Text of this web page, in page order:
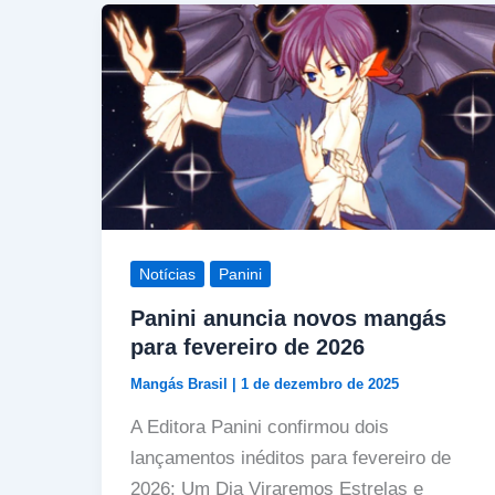
Notícias Panini
Panini anuncia novos mangás
para fevereiro de 2026
Mangás Brasil 1 de dezembro de 2025
A Editora Panini confirmou dois
lançamentos inéditos para fevereiro de
2026: Um Dia Viraremos Estrelas e